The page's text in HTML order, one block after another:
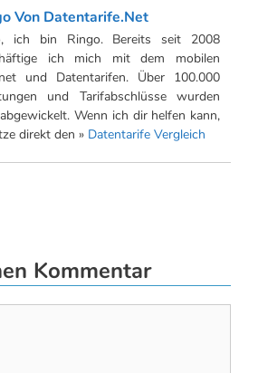
Von Datentarife.net
ich bin Ringo. Bereits seit 2008
ich mich mit dem mobilen
und Datentarifen. Über 100.000
und Tarifabschlüsse wurden
Wenn ich dir helfen kann,
direkt den » Datentarife Vergleich
Kommentar